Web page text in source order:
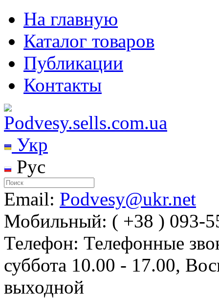
На главную
Каталог товаров
Публикации
Контакты
Укр
Рус
Email: Podvesy@ukr.net
Мобильный: ( +38 ) 093-
Телефон: Телефонные
суббота 10.00 - 17.00,
выходной